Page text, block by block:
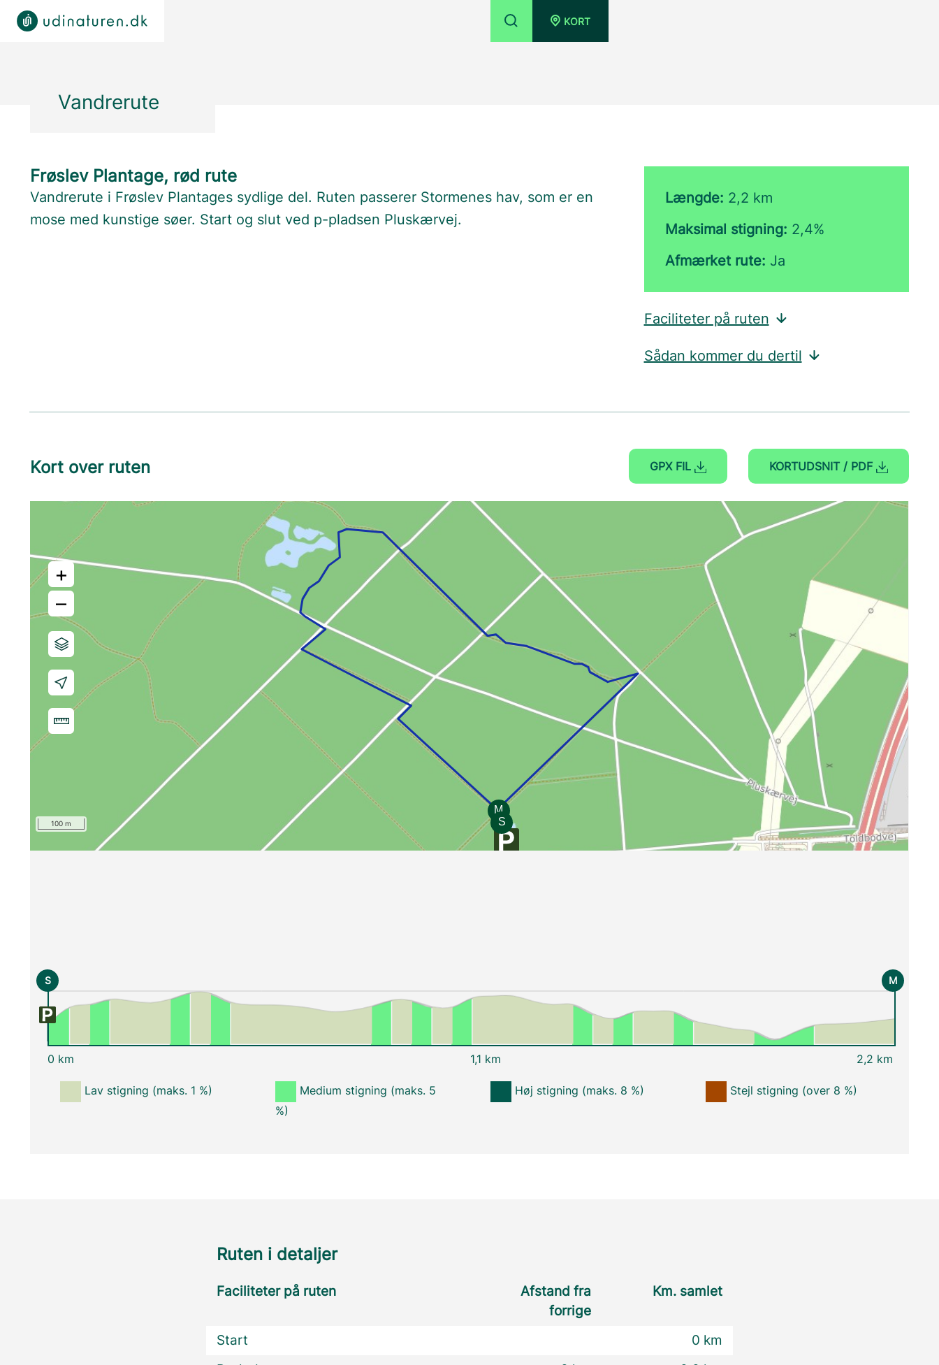
KORT
Vandrerute
Frøslev Plantage, rød rute
Vandrerute i Frøslev Plantages sydlige del. Ruten passerer Stormenes hav, som er en
mose med kunstige søer. Start og slut ved p-pladsen Pluskærvej.
Længde: 2,2 km
Maksimal stigning: 2,4%
Afmærket rute: Ja
Faciliteter på ruten
Sådan kommer du dertil
Kort over ruten GPX FIL KORTUDSNIT / PDF
+
–
100 m
S M
0 km 1,1 km 2,2 km
Lav stigning (maks. 1 %)
Medium stigning (maks. 5
%)
Høj stigning (maks. 8 %) Stejl stigning (over 8 %)
Ruten i detaljer
Faciliteter på ruten
Afstand fra
forrige
Km. samlet
Start
0 km